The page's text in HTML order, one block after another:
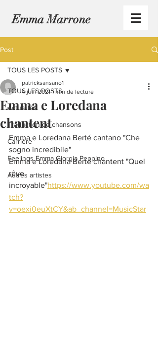
Emma Marrone
Post
TOUS LES POSTS
Actualités
Traduction de chansons
Carrière
Feelings Emma Giorgia Peppino
Autres artistes
TOUS LES POSTS
Emma e Loredana
chantent
patricksansano1
4 juin 2021 1 min de lecture
Emma e Loredana Berté cantano "Che
sogno incredibile"
Emma e Loredana Berté chantent "Quel
rêve
incroyable"https://www.youtube.com/wa
tch?
v=oexi0euXtCY&ab_channel=MusicStar